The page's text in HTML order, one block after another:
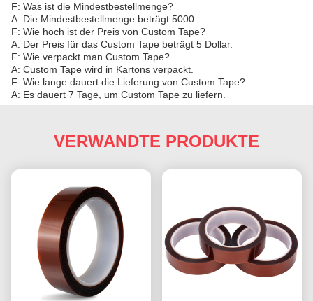
F: Was ist die Mindestbestellmenge?
A: Die Mindestbestellmenge beträgt 5000.
F: Wie hoch ist der Preis von Custom Tape?
A: Der Preis für das Custom Tape beträgt 5 Dollar.
F: Wie verpackt man Custom Tape?
A: Custom Tape wird in Kartons verpackt.
F: Wie lange dauert die Lieferung von Custom Tape?
A: Es dauert 7 Tage, um Custom Tape zu liefern.
VERWANDTE PRODUKTE